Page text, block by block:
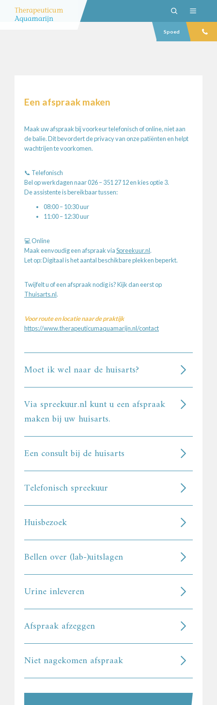
Spoed
Een afspraak maken
Maak uw afspraak bij voorkeur telefonisch of online, niet aan
de balie. Dit bevordert de privacy van onze patiënten en helpt
wachtrijen te voorkomen.
📞 Telefonisch
Bel op werkdagen naar 026 – 351 27 12 en kies optie 3.
De assistente is bereikbaar tussen:
08:00 – 10:30 uur
11:00 – 12:30 uur
💻 Online
Maak eenvoudig een afspraak viaSpreekuur.nl.
Let op: Digitaal is het aantal beschikbare plekken beperkt.
Twijfelt u of een afspraak nodig is? Kijk dan eerst op
Thuisarts.nl.
Voor route en locatie naar de praktijk
https://www.therapeuticumaquamarijn.nl/contact
Moet ik wel naar de huisarts?
Via spreekuur.nl kunt u een afspraak
maken bij uw huisarts.
Een consult bij de huisarts
Telefonisch spreekuur
Huisbezoek
Bellen over (lab-)uitslagen
Urine inleveren
Afspraak afzeggen
Niet nagekomen afspraak